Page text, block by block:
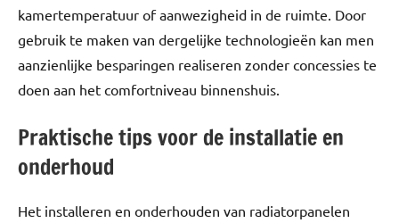
kamertemperatuur of aanwezigheid in de ruimte. Door
gebruik te maken van dergelijke technologieën kan men
aanzienlijke besparingen realiseren zonder concessies te
doen aan het comfortniveau binnenshuis.
Praktische tips voor de installatie en
onderhoud
Het installeren en onderhouden van radiatorpanelen